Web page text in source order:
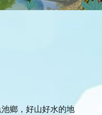
鄉，好山好水的地